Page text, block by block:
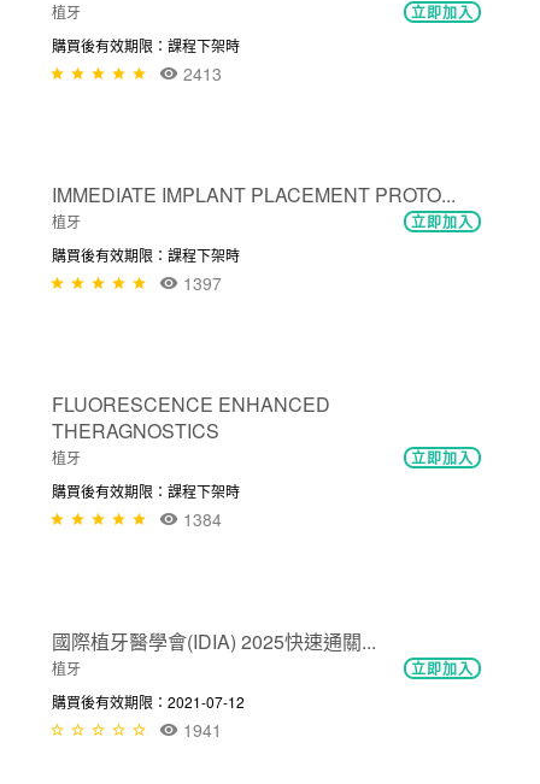
植牙 立即加入
購買後有效期限：課程下架時
2413
IMMEDIATE IMPLANT PLACEMENT PROTO...
植牙 立即加入
購買後有效期限：課程下架時
1397
FLUORESCENCE ENHANCED
THERAGNOSTICS
植牙 立即加入
購買後有效期限：課程下架時
1384
國際植牙醫學會(IDIA) 2025快速通關...
植牙 立即加入
購買後有效期限：2021-07-12
1941